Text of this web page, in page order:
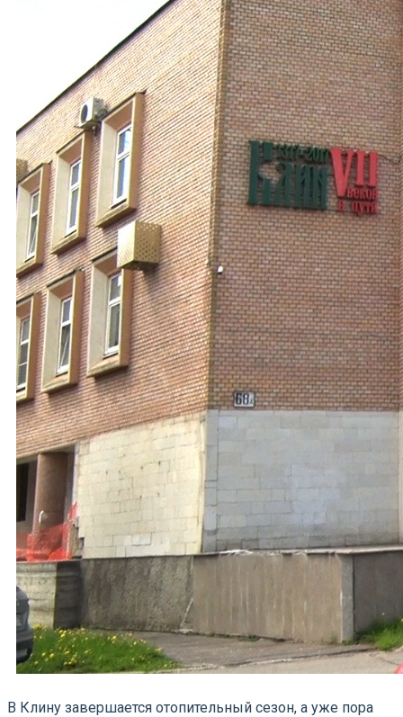
В Клину завершается отопительный сезон, а уже пора